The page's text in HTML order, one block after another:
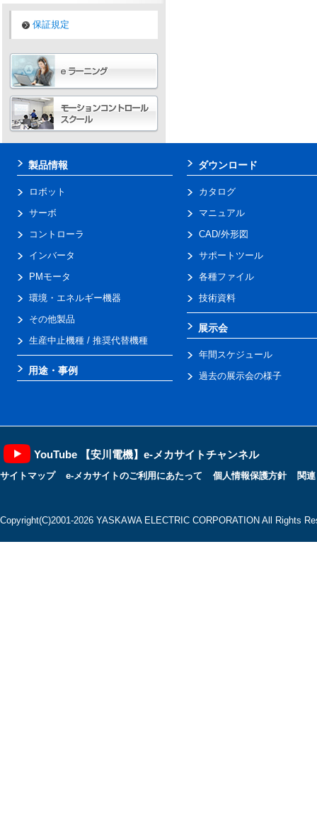
保証規定
製品情報
ロボット
サーボ
コントローラ
インバータ
PMモータ
環境・エネルギー機器
その他製品
生産中止機種 / 推奨代替機種
用途・事例
ダウンロード
カタログ
マニュアル
CAD/外形図
サポートツール
各種ファイル
技術資料
展示会
年間スケジュール
過去の展示会の様子
YouTube 【安川電機】e-メカサイトチャンネル
サイトマップ e-メカサイトのご利用にあたって 個人情報保護方針 関
Copyright(C)2001‐2026 YASKAWA ELECTRIC CORPORATION All Rights